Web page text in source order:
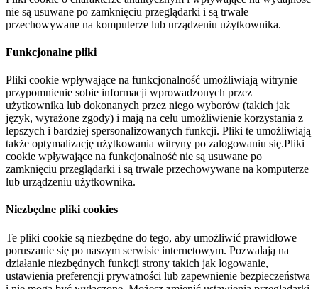
nie są usuwane po zamknięciu przeglądarki i są trwale
przechowywane na komputerze lub urządzeniu użytkownika.
Funkcjonalne pliki
Pliki cookie wpływające na funkcjonalność umożliwiają witrynie
przypomnienie sobie informacji wprowadzonych przez
użytkownika lub dokonanych przez niego wyborów (takich jak
język, wyrażone zgody) i mają na celu umożliwienie korzystania z
lepszych i bardziej spersonalizowanych funkcji. Pliki te umożliwiają
także optymalizację użytkowania witryny po zalogowaniu się.Pliki
cookie wpływające na funkcjonalność nie są usuwane po
zamknięciu przeglądarki i są trwale przechowywane na komputerze
lub urządzeniu użytkownika.
Niezbędne pliki cookies
Te pliki cookie są niezbędne do tego, aby umożliwić prawidłowe
poruszanie się po naszym serwisie internetowym. Pozwalają na
działanie niezbędnych funkcji strony takich jak logowanie,
ustawienia preferencji prywatności lub zapewnienie bezpieczeństwa